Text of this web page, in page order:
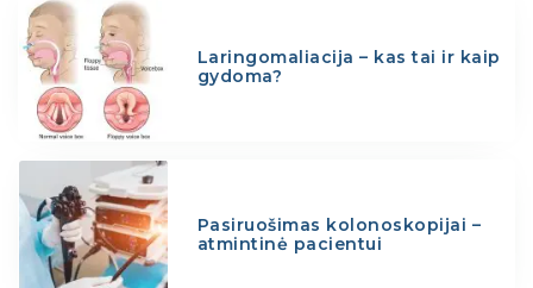
Laringomaliacija – kas tai ir kaip
gydoma?
Pasiruošimas kolonoskopijai –
atmintinė pacientui